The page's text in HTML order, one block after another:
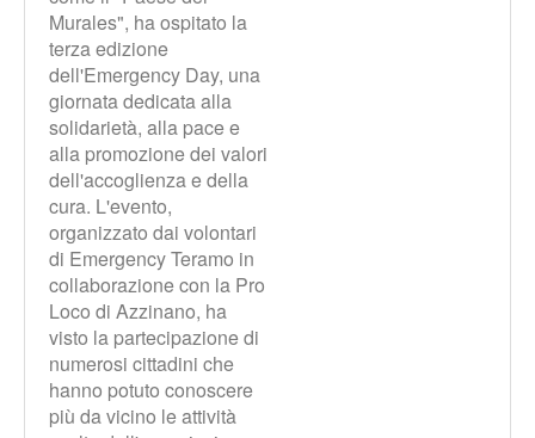
Murales", ha ospitato la
terza edizione
dell'Emergency Day, una
giornata dedicata alla
solidarietà, alla pace e
alla promozione dei valori
dell'accoglienza e della
cura. L'evento,
organizzato dai volontari
di Emergency Teramo in
collaborazione con la Pro
Loco di Azzinano, ha
visto la partecipazione di
numerosi cittadini che
hanno potuto conoscere
più da vicino le attività